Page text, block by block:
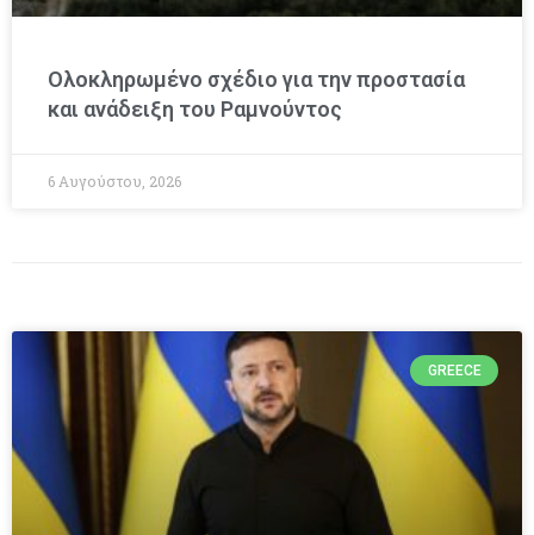
Ολοκληρωμένο σχέδιο για την προστασία
και ανάδειξη του Ραμνούντος
6 Αυγούστου, 2026
GREECE